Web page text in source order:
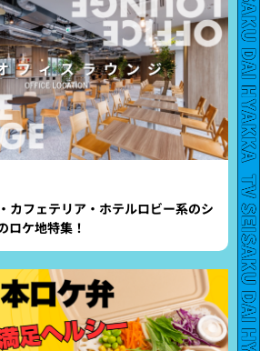
カフェテリア・ホテルロビー系のシ
ロケ地特集！